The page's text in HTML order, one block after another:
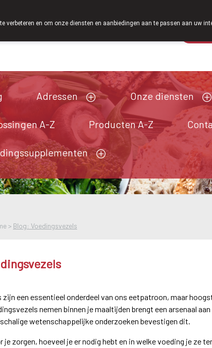
Adressen Onze diensten
A-Z Producten A-Z
> Blog: Voedingsvezels
zijn een essentieel onderdeel van ons eetpatroon, maar
nemen binnen je maaltijden brengt een arsenaal
wetenschappelijke onderzoeken bevestigen dit.
je zorgen, hoeveel je er nodig hebt en in welke voeding je ze
verbeteren en om onze diensten en aanbiedingen aan te passen aan uw